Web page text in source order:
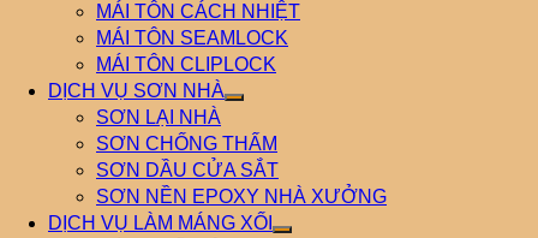
MÁI TÔN CÁCH NHIỆT
MÁI TÔN SEAMLOCK
MÁI TÔN CLIPLOCK
DỊCH VỤ SƠN NHÀ
SƠN LẠI NHÀ
SƠN CHỐNG THẤM
SƠN DẦU CỬA SẮT
SƠN NỀN EPOXY NHÀ XƯỞNG
DỊCH VỤ LÀM MÁNG XỐI